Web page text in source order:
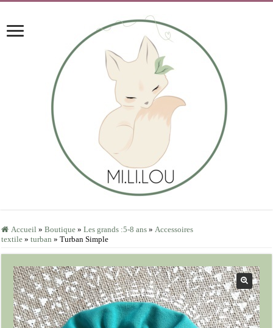
Accueil » Boutique » Les grands :5-8 ans » Accessoires
textile » turban » Turban Simple